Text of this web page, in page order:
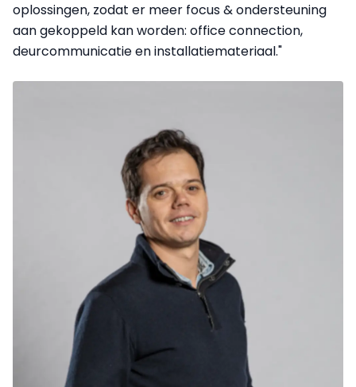
oplossingen, zodat er meer focus & ondersteuning
aan gekoppeld kan worden: office connection,
deurcommunicatie en installatiemateriaal."